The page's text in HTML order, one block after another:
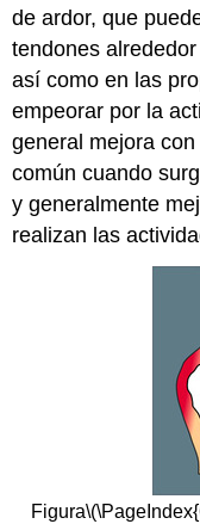
de ardor, que
tendones
así como en las
empeorar por la
general mejora
común cuando
y generalmente
realizan las
Figura